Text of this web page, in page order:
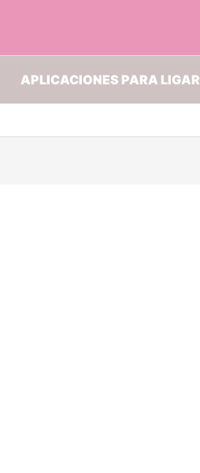
APLICACIONES PARA LIGAR